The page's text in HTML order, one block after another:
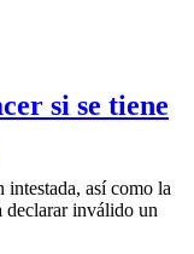
si se tiene
intestada, así como la
declarar inválido un